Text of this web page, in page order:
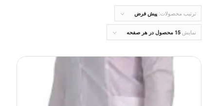
ترتیب محصولات: پیش فرض
نمایش 15 محصول در هر صفحه